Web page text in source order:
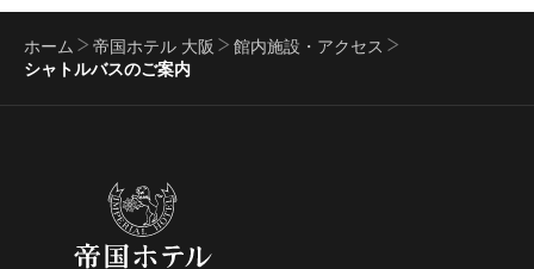
ホーム 帝国ホテル 大阪
館内施設・アクセス
シャトルバスのご案内